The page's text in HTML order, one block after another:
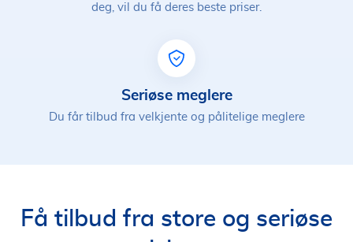
deg, vil du få deres beste priser.
Seriøse meglere
Du får tilbud fra velkjente og pålitelige meglere
Få tilbud fra store og seriøse